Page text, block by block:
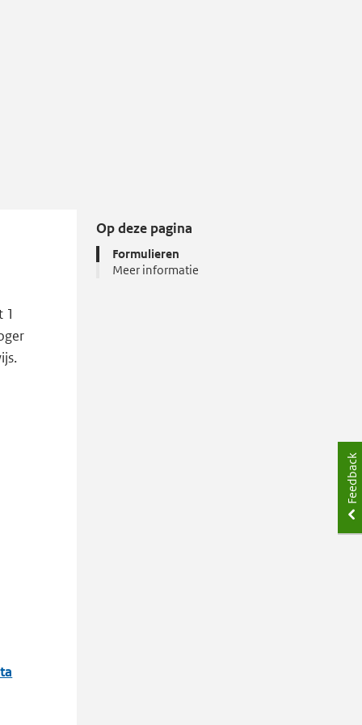
1
Op deze pagina
Formulieren
Meer informatie
Feedback